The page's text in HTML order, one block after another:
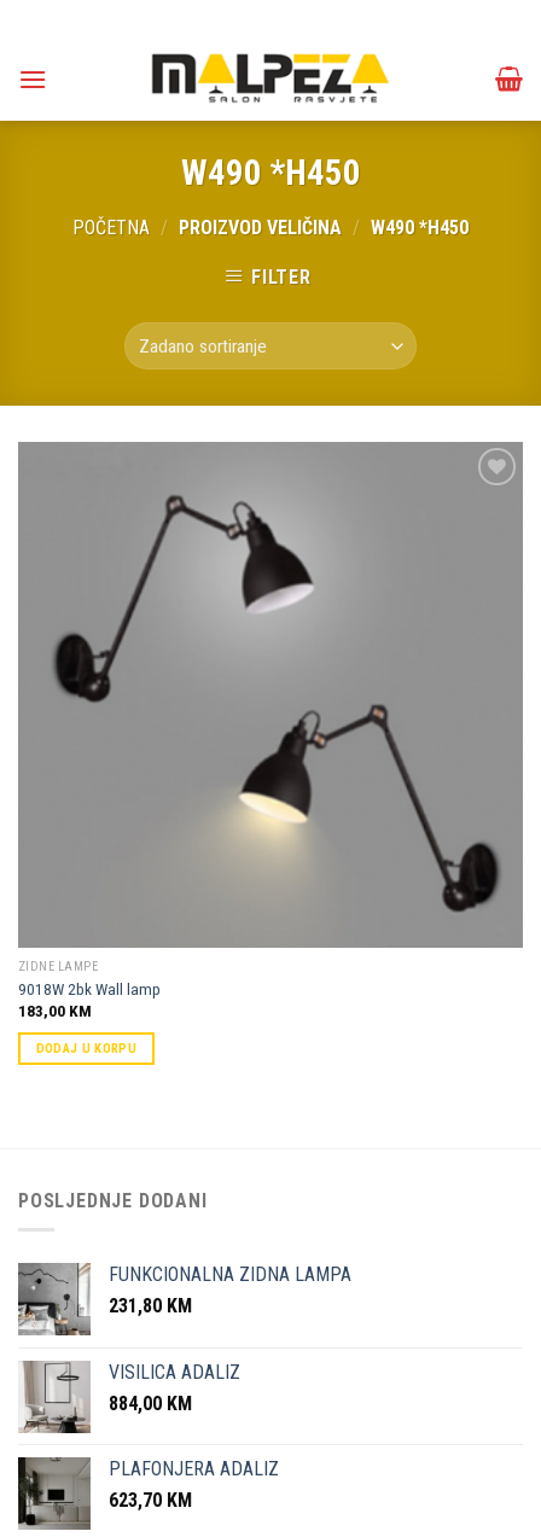
content
W490 *H450
POČETNA / PROIZVOD VELIČINA / W490 *H450
FILTER
ZIDNE LAMPE
9018W 2bk Wall lamp
183,00 KM
DODAJ U KORPU
POSLJEDNJE DODANI
FUNKCIONALNA ZIDNA LAMPA
231,80 KM
VISILICA ADALIZ
884,00 KM
PLAFONJERA ADALIZ
623,70 KM